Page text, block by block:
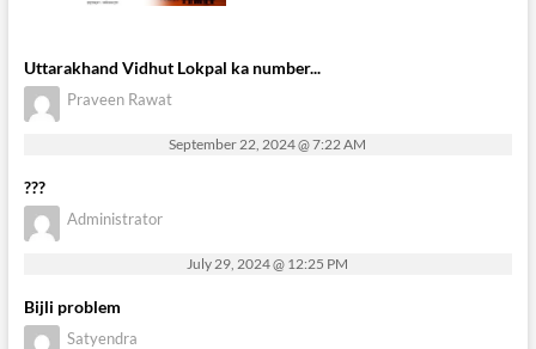
Uttarakhand Vidhut Lokpal ka number...
Praveen Rawat
September 22, 2024 @ 7:22 AM
???
Administrator
July 29, 2024 @ 12:25 PM
Bijli problem
Satyendra